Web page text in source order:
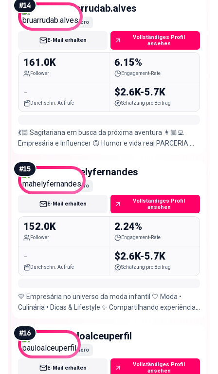
#14 bruarrudab.alves
Macro
E-Mail erhalten
Vollständiges Profil
ansehen
161.0K
Follower
6.15%
Engagement-Rate
-
Durchschn. Aufrufe
$2.6K-5.7K
Schätzung pro Beitrag
💃🏻 Sagitariana em busca da próxima aventura 👩🏼‍💻
Empresária e Influencer 🙃 Humor e vida real PARCERIA 👇🏻
#15 mahelyfernandes
Macro
E-Mail erhalten
Vollständiges Profil
ansehen
152.0K
Follower
2.24%
Engagement-Rate
-
Durchschn. Aufrufe
$2.6K-5.7K
Schätzung pro Beitrag
💛 Empresária no universo da moda infantil 🤍 Moda •
Culinária • Dicas & Lifestyle ✨ Compartilhando experiências
#16 pauloalceuperfil
Macro
E-Mail erhalten
Vollständiges Profil
ansehen